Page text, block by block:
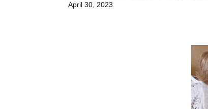
April 30, 2023